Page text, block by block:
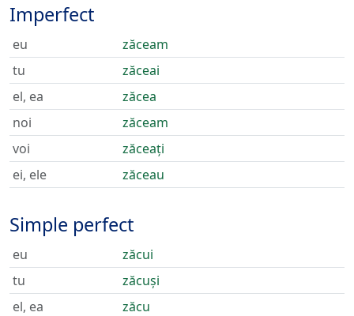
Imperfect
eu
zăceam
tu
zăceai
el, ea
zăcea
noi
zăceam
voi
zăceați
ei, ele
zăceau
Simple perfect
eu
zăcui
tu
zăcuși
el, ea
zăcu